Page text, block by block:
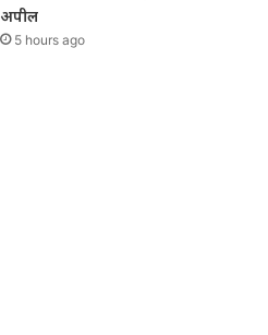
अपील
5 hours ago